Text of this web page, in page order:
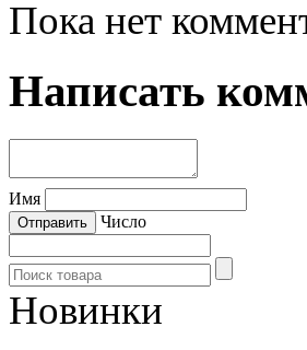
Пока нет
Написать
Имя
Число
Новинки